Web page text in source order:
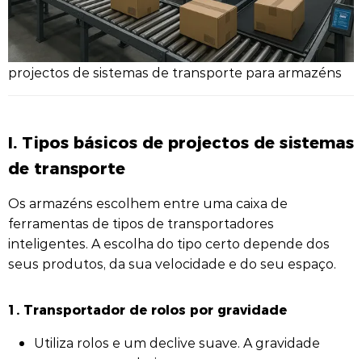
projectos de sistemas de transporte para armazéns
I. Tipos básicos de projectos de sistemas
de transporte
Os armazéns escolhem entre uma caixa de
ferramentas de tipos de transportadores
inteligentes. A escolha do tipo certo depende dos
seus produtos, da sua velocidade e do seu espaço.
1. Transportador de rolos por gravidade
Utiliza rolos e um declive suave. A gravidade